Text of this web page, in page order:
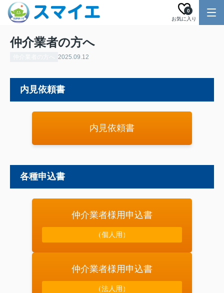
お気に入り
0
仲介業者の方へ
2025.09.12
内見依頼書
内見依頼書
各種申込書
仲介業者様用申込書
（個人用）
仲介業者様用申込書
（法人用）